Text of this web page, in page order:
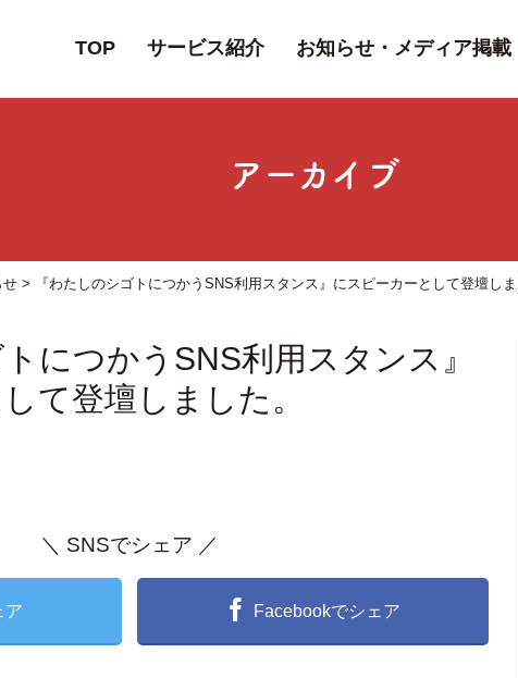
TOP サービス紹介 お知らせ・メディア掲載
アーカイブ
せ > 『わたしのシゴトにつかうSNS利用スタンス』にスピーカーとして登壇しま
につかうSNS利用スタンス』
て登壇しました。
＼ SNSでシェア ／
ア Facebookでシェア